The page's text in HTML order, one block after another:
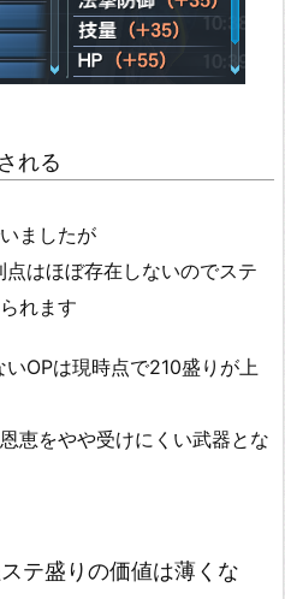
れる
ましたが
はほぼ存在しないのでステ
れます
OPは現時点で210盛りが上
恵をやや受けにくい武器とな
テ盛りの価値は薄くな